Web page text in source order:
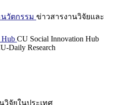
วัตกรรม ข่าวสารงานวิจัยและ
Hub CU Social Innovation Hub
Daily Research
วิจัยในประเทศ